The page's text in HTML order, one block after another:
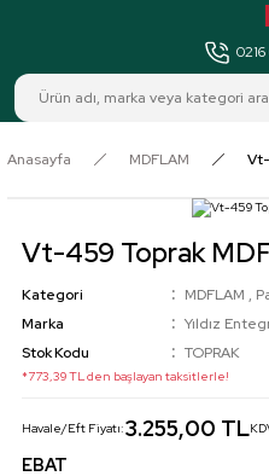
Anasayfa MDFLAM
Vt-459 Toprak
Kategori MDFLAM ,
Marka
Yıldız
Stok Kodu
TOPRAK
*773,39 TL den başlayan taksitlerle!
Havale/Eft Fiyatı:3.255,00 TL
EBAT